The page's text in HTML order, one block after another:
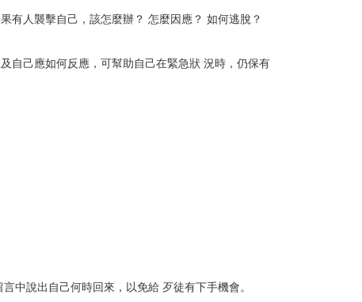
有人襲擊自己，該怎麼辦？ 怎麼因應？ 如何逃脫？
自己應如何反應，可幫助自己在緊急狀 況時，仍保有
中說出自己何時回來，以免給 歹徒有下手機會。